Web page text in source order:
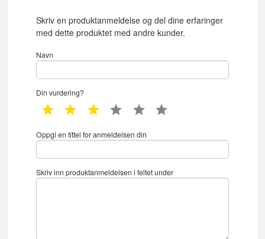
Skriv en produktanmeldelse og del dine erfaringer
med dette produktet med andre kunder.
Navn
Din vurdering?
1 star 2 star 3 star 4 star 5 star
Oppgi en tittel for anmeldelsen din
Skriv inn produktanmeldelsen i feltet under